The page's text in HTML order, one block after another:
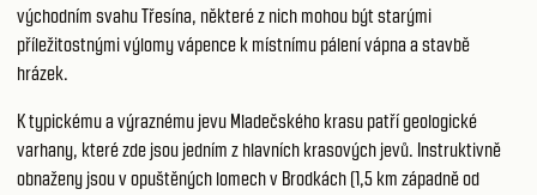
východním svahu Třesína, některé z nich mohou být starými
příležitostnými výlomy vápence k místnímu pálení vápna a stavbě
hrázek.
K typickému a výraznému jevu Mladečského krasu patří geologické
varhany, které zde jsou jedním z hlavních krasových jevů. Instruktivně
obnaženy jsou v opuštěných lomech v Brodkách (1,5 km západně od